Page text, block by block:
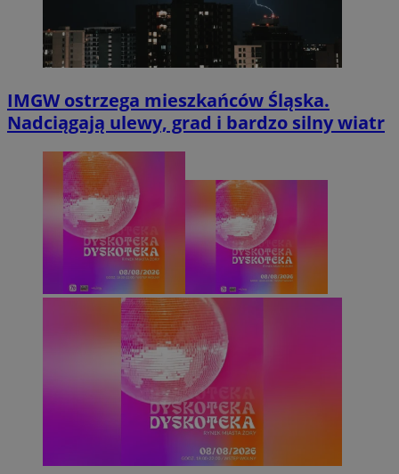
IMGW ostrzega mieszkańców Śląska.
Nadciągają ulewy, grad i bardzo silny wiatr